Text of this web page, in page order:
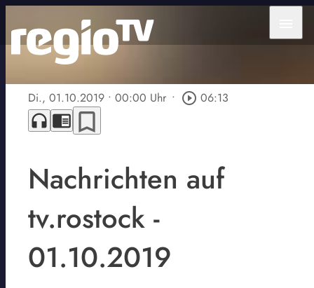
Di., 01.10.2019 • 00:00 Uhr • play_circle_outline 06:13
headphones chrome_reader_mode bookmark_border
Nachrichten auf
tv.rostock -
01.10.2019